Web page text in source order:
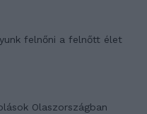
felnőni a felnőtt élet
Olaszországban